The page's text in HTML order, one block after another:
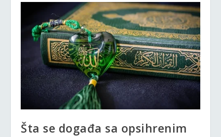
Šta se događa sa opsihrenim